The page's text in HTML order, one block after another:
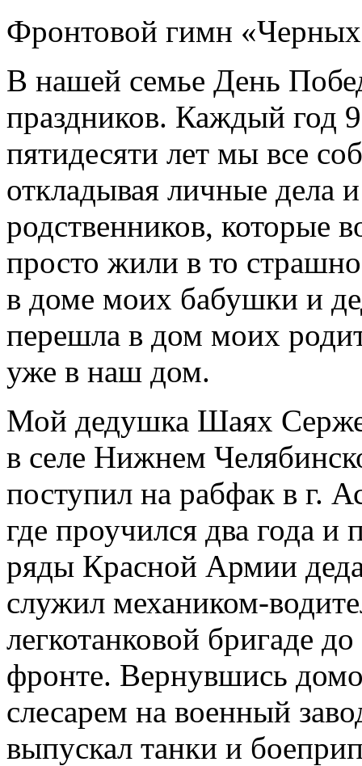
Фронтовой гимн
В нашей семье День
праздников. Каждый год
пятидесяти лет мы все
откладывая личные дела
родственников, которые
просто жили в то
в доме моих бабушки и
перешла в дом моих
уже в наш дом.
Мой дедушка Шаях
в селе Нижнем
поступил на рабфак в г.
где проучился два года
ряды Красной Армии
служил механиком-
легкотанковой бригаде
фронте. Вернувшись
слесарем на военный
выпускал танки и